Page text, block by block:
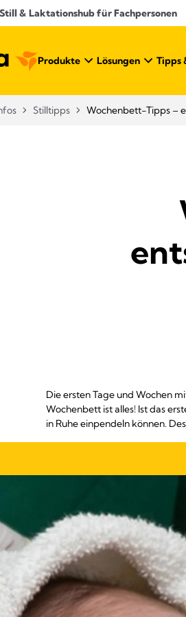
Still & Laktationshub für Fachpersonen
Produkte Lösungen Tipps
Stilltipps Wochenbett-Tipps –
Die ersten Tage und Wochen
Wochenbett ist alles! Ist das
in Ruhe einpendeln können.